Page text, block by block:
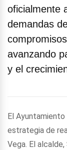
oficialmente
demandas
avanzando
y el
El Ayuntamiento
estrategia de
Vega. El